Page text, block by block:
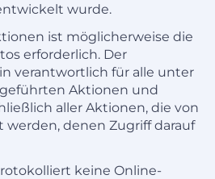
wurde.
ist möglicherweise die
erforderlich. Der
verantwortlich für alle unter
Aktionen und
aller Aktionen, die von
denen Zugriff darauf
keine Online-